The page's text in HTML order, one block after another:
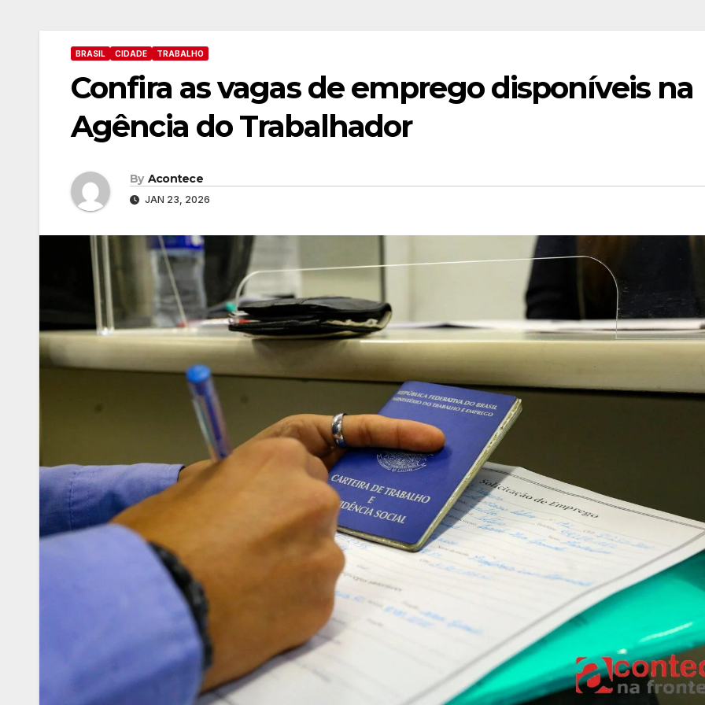
BRASIL CIDADE TRABALHO
Confira as vagas de emprego disponíveis na
Agência do Trabalhador
By Acontece
JAN 23, 2026